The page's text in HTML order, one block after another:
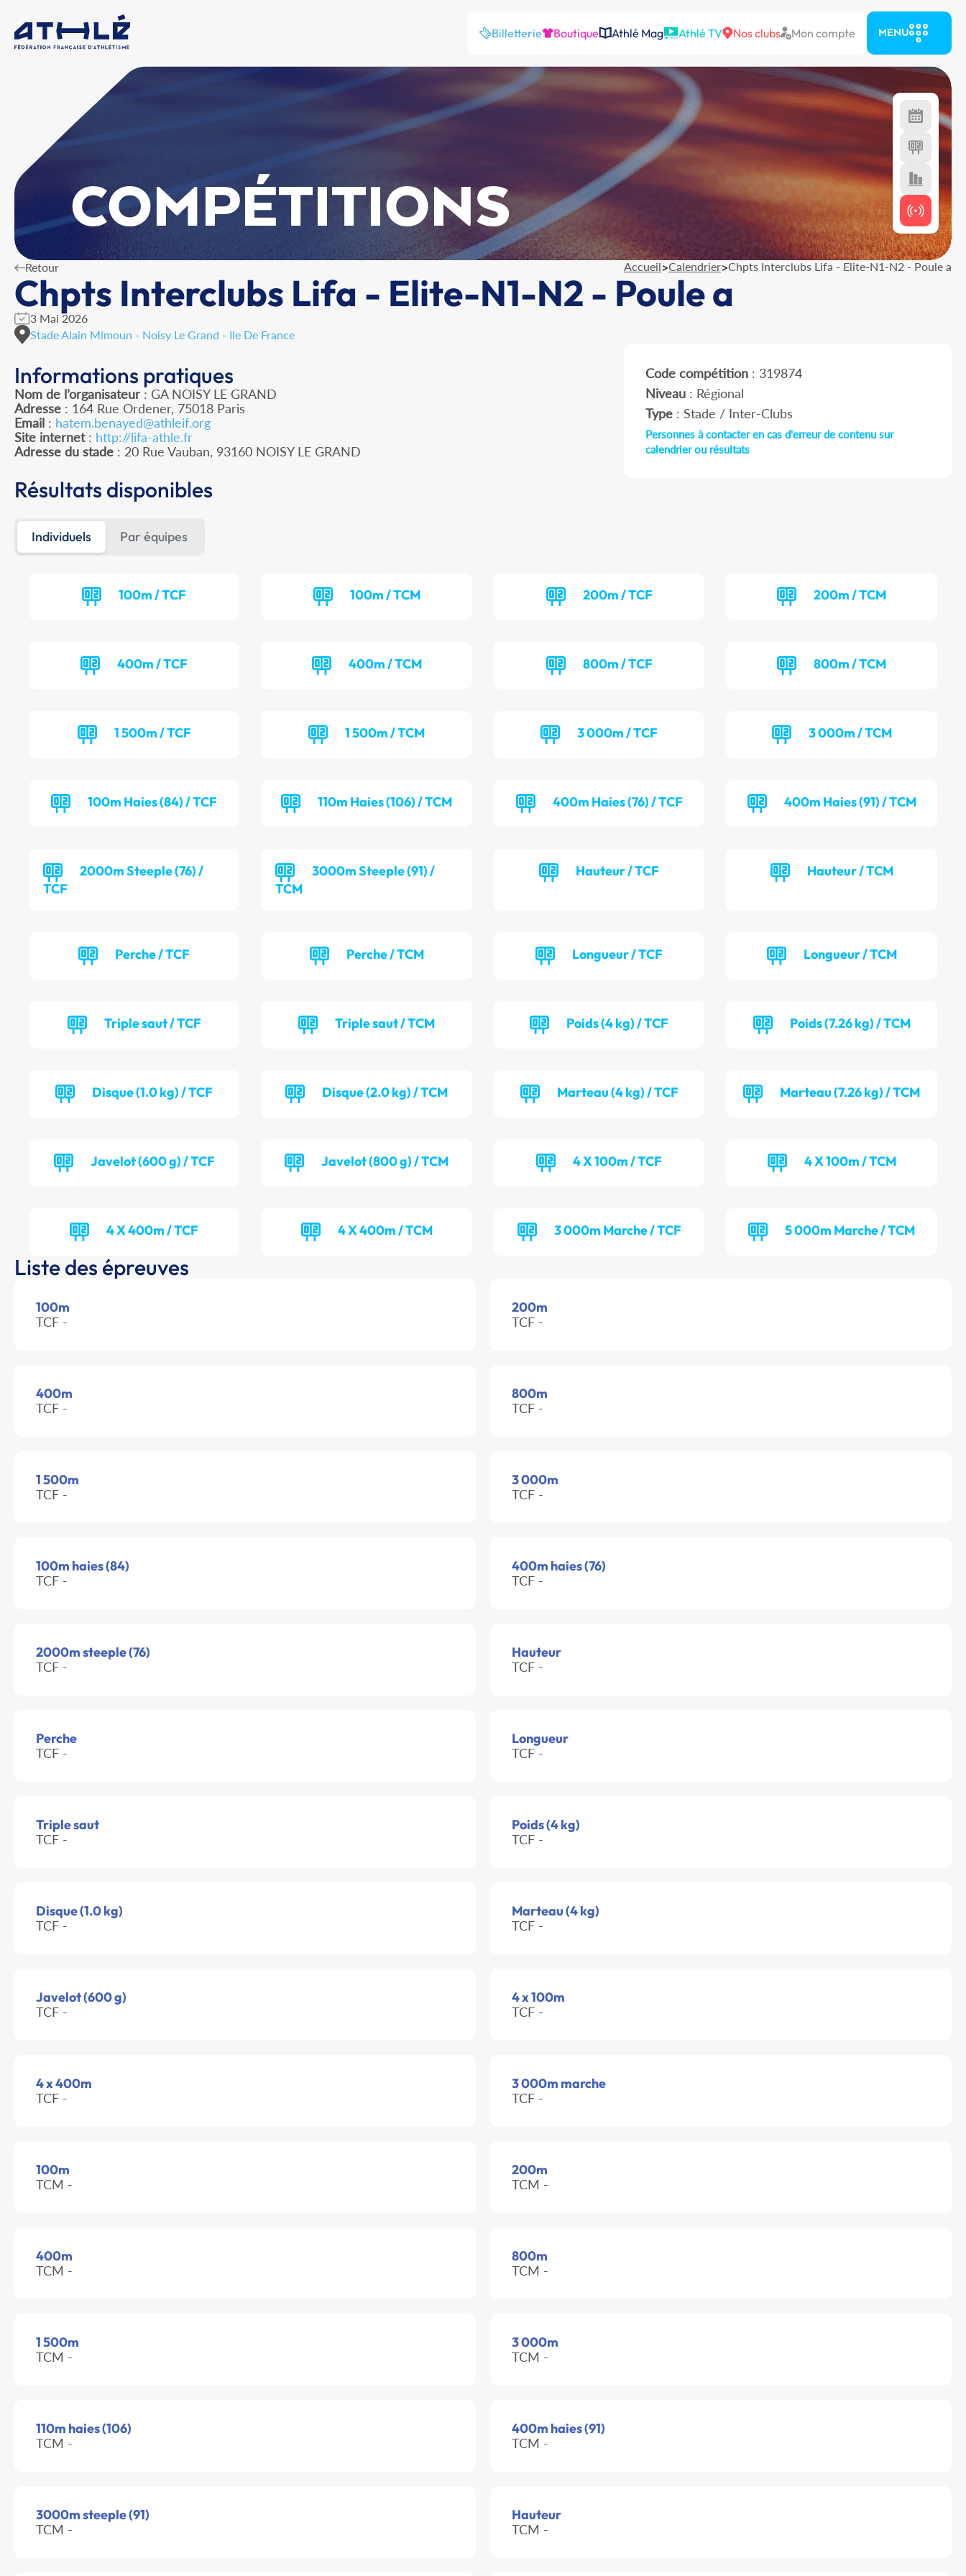
Billetterie Boutique Athlé Mag Athlé TV Nos clubs Mon compte MENU
COMPÉTITIONS
Retour Accueil>Calendrier>Chpts Interclubs Lifa - Elite-N1-N2 - Poule a
Chpts Interclubs Lifa - Elite-N1-N2 - Poule a
3 Mai 2026
Stade Alain Mimoun - Noisy Le Grand - Ile De France
Informations pratiques
Nom de l’organisateur : GA NOISY LE GRAND
Adresse : 164 Rue Ordener, 75018 Paris
Email : hatem.benayed@athleif.org
Site internet: http://lifa-athle.fr
Adresse du stade : 20 Rue Vauban, 93160 NOISY LE GRAND
Code compétition: 319874
Niveau: Régional
Type: Stade / Inter-Clubs
Personnes à contacter en cas d'erreur de contenu sur
calendrier ou résultats
Résultats disponibles
Individuels Par équipes
100m / TCF 100m / TCM 200m / TCF 200m / TCM
400m / TCF 400m / TCM 800m / TCF 800m / TCM
1 500m / TCF 1 500m / TCM 3 000m / TCF 3 000m / TCM
100m Haies (84) / TCF 110m Haies (106) / TCM 400m Haies (76) / TCF 400m Haies (91) / TCM
2000m Steeple (76) /
TCF
3000m Steeple (91) /
TCM
Hauteur / TCF Hauteur / TCM
Perche / TCF Perche / TCM Longueur / TCF Longueur / TCM
Triple saut / TCF Triple saut / TCM Poids (4 kg) / TCF Poids (7.26 kg) / TCM
Disque (1.0 kg) / TCF Disque (2.0 kg) / TCM Marteau (4 kg) / TCF Marteau (7.26 kg) / TCM
Javelot (600 g) / TCF Javelot (800 g) / TCM 4 X 100m / TCF 4 X 100m / TCM
4 X 400m / TCF 4 X 400m / TCM 3 000m Marche / TCF 5 000m Marche / TCM
Liste des épreuves
100m
TCF -
200m
TCF -
400m
TCF -
800m
TCF -
1 500m
TCF -
3 000m
TCF -
100m haies (84)
TCF -
400m haies (76)
TCF -
2000m steeple (76)
TCF -
Hauteur
TCF -
Perche
TCF -
Longueur
TCF -
Triple saut
TCF -
Poids (4 kg)
TCF -
Disque (1.0 kg)
TCF -
Marteau (4 kg)
TCF -
Javelot (600 g)
TCF -
4 x 100m
TCF -
4 x 400m
TCF -
3 000m marche
TCF -
100m
TCM -
200m
TCM -
400m
TCM -
800m
TCM -
1 500m
TCM -
3 000m
TCM -
110m haies (106)
TCM -
400m haies (91)
TCM -
3000m steeple (91)
TCM -
Hauteur
TCM -